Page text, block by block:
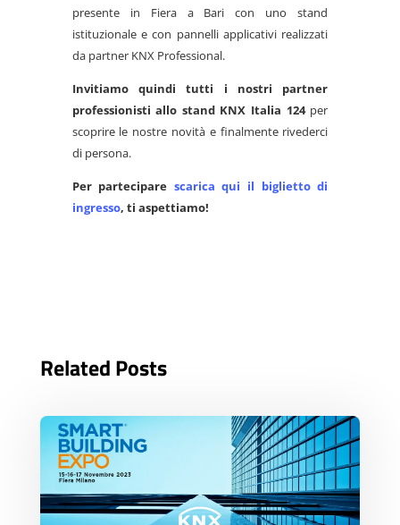
presente in Fiera a Bari con uno stand
istituzionale e con pannelli applicativi realizzati
da partner KNX Professional.
Invitiamo quindi tutti i nostri partner
professionisti allo stand KNX Italia 124per
scoprire le nostre novità e finalmente rivederci
di persona.
Per partecipare scarica qui il biglietto di
ingresso, ti aspettiamo!
Related Posts